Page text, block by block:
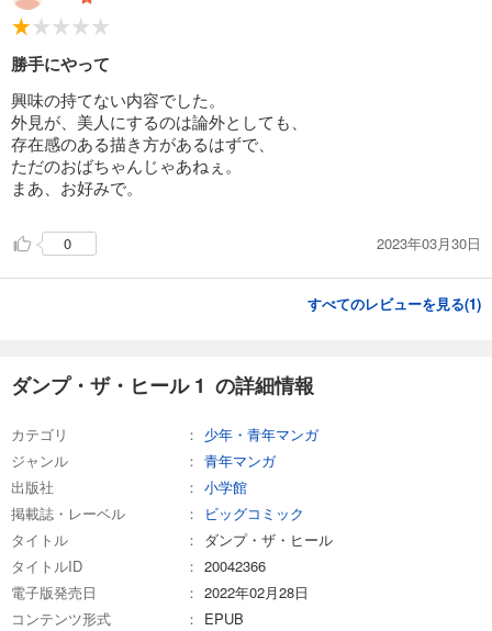
勝手にやって
興味の持てない内容でした。
外見が、美人にするのは論外としても、
存在感のある描き方があるはずで、
ただのおばちゃんじゃあねぇ。
まあ、お好みで。
0 2023年03月30日
すべてのレビューを見る(1)
ダンプ・ザ・ヒール 1 の詳細情報
カテゴリ
少年・青年マンガ
ジャンル
青年マンガ
出版社
小学館
掲載誌・レーベル
ビッグコミック
タイトル
ダンプ・ザ・ヒール
タイトルID
20042366
電子版発売日
2022年02月28日
コンテンツ形式
EPUB